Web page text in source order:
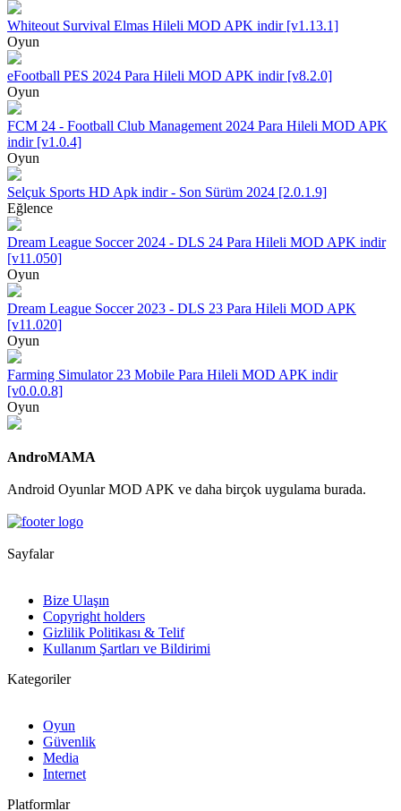
Whiteout Survival Elmas Hileli MOD APK indir [v1.13.1]
Oyun
eFootball PES 2024 Para Hileli MOD APK indir [v8.2.0]
Oyun
FCM 24 - Football Club Management 2024 Para Hileli MOD APK
indir [v1.0.4]
Oyun
Selçuk Sports HD Apk indir - Son Sürüm 2024 [2.0.1.9]
Eğlence
Dream League Soccer 2024 - DLS 24 Para Hileli MOD APK indir
[v11.050]
Oyun
Dream League Soccer 2023 - DLS 23 Para Hileli MOD APK
[v11.020]
Oyun
Farming Simulator 23 Mobile Para Hileli MOD APK indir
[v0.0.0.8]
Oyun
AndroMAMA
Android Oyunlar MOD APK ve daha birçok uygulama burada.
Sayfalar
Bize Ulaşın
Copyright holders
Gizlilik Politikası & Telif
Kullanım Şartları ve Bildirimi
Kategoriler
Oyun
Güvenlik
Media
Internet
Platformlar